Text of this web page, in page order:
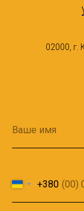
02000, г.
+380